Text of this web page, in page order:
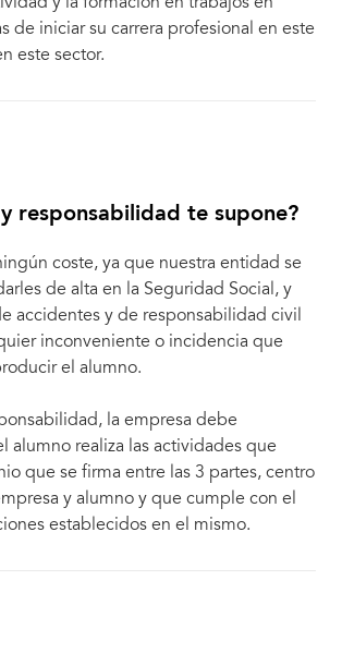
de iniciar su carrera profesional en este
este sector.
responsabilidad te supone?
coste, ya que nuestra entidad se
de alta en la Seguridad Social, y
accidentes y de responsabilidad civil
inconveniente o incidencia que
el alumno.
la empresa debe
alumno realiza las actividades que
que se firma entre las 3 partes, centro
y alumno y que cumple con el
establecidos en el mismo.